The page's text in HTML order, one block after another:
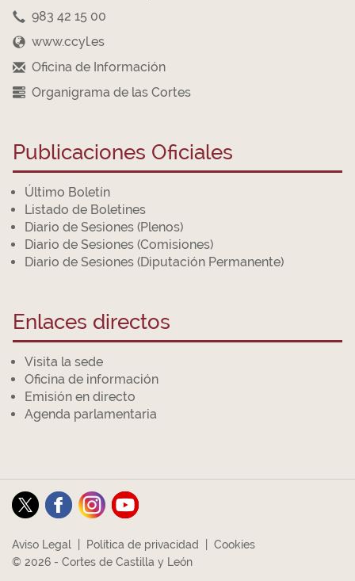
983 42 15 00
www.ccyl.es
Oficina de Información
Organigrama de las Cortes
Publicaciones Oficiales
Último Boletín
Listado de Boletines
Diario de Sesiones (Plenos)
Diario de Sesiones (Comisiones)
Diario de Sesiones (Diputación Permanente)
Enlaces directos
Visita la sede
Oficina de información
Emisión en directo
Agenda parlamentaria
Aviso Legal Política de privacidad
Cookies
© 2026 - Cortes de Castilla y León